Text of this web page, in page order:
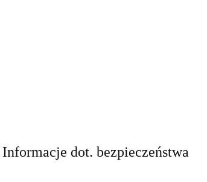
Informacje dot. bezpieczeństwa